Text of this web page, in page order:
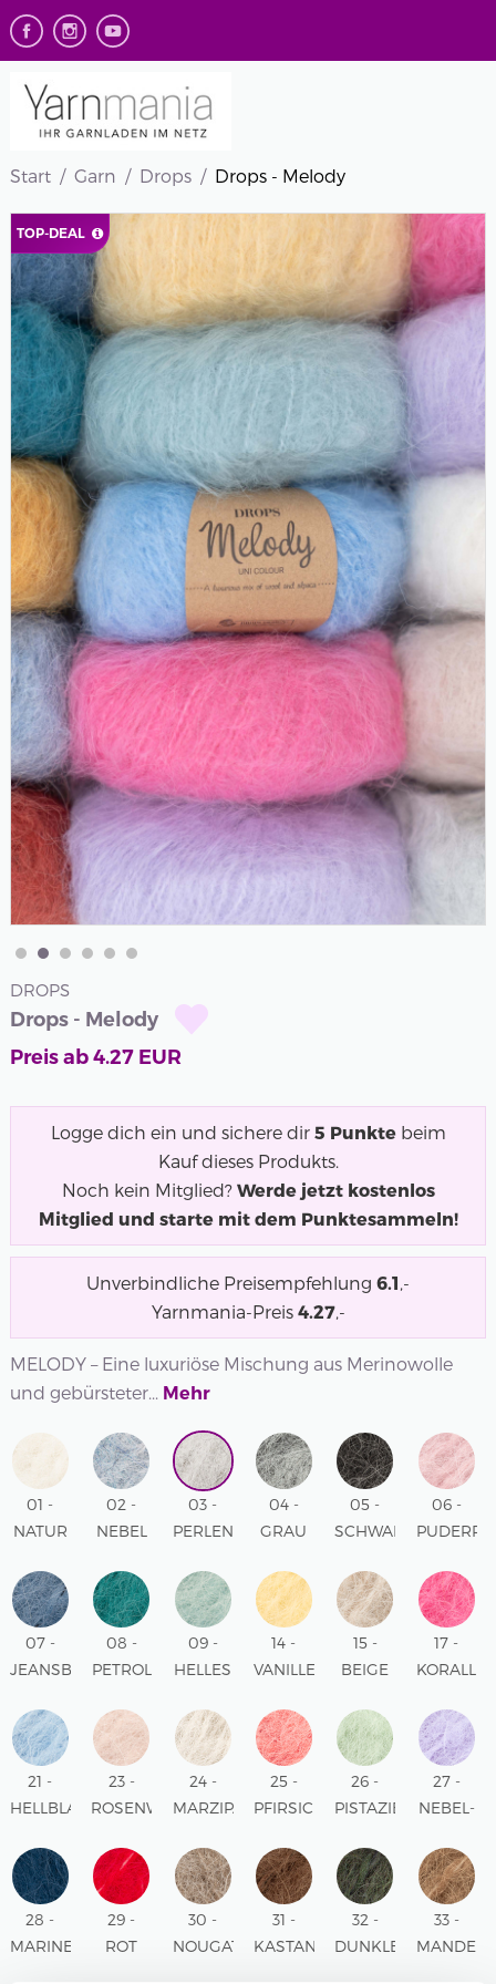
Start Garn Drops Drops - Melody
TOP-DEAL
DROPS
Drops - Melody
Preis ab4.27EUR
Logge dich ein und sichere dir 5 Punktebeim
Kauf dieses Produkts.
Noch kein Mitglied? Werde jetzt kostenlos
Mitglied und starte mit dem Punktesammeln!
Unverbindliche Preisempfehlung 6.1,-
Yarnmania-Preis 4.27,-
MELODY – Eine luxuriöse Mischung aus Merinowolle
und gebürsteter... Mehr
01 -
NATUR
COLOUR
02 -
NEBEL
COLOUR
03 -
PERLENGRAU
COLOUR
04 -
GRAU
COLOUR
05 -
SCHWARZ
COLOUR
06 -
COLOUR
07 -
JEANSBLAU
COLOUR
08 -
PETROL
COLOUR
09 -
HELLES
UNI
COLOUR
14 -
VANILLEGELB
COLOUR
15 -
BEIGE
COLOUR
17 -
KORALL
COLOUR
21 -
HELLBLAU
23 -
ROSENWASSER
COLOUR
24 -
MARZIPAN
COLOUR
25 -
PFIRSICHROSA
COLOUR
26 -
PISTAZIENEIS
COLOUR
27 -
NEBEL-
UNI
COLOUR
28 -
MARINEBLAU
29 -
ROT
30 -
NOUGAT
31 -
KASTANIE
32 -
DUNKLER
33 -
MANDEL